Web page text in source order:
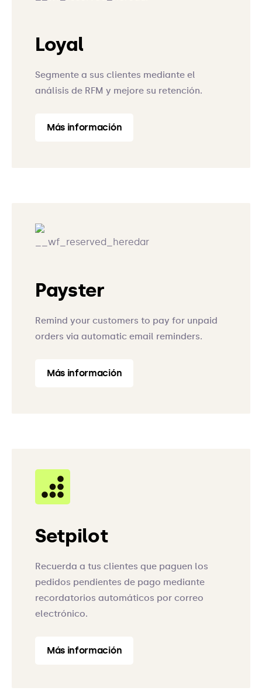
Loyal
Segmente a sus clientes mediante el
análisis de RFM y mejore su retención.
Más información
Payster
Remind your customers to pay for unpaid
orders via automatic email reminders.
Más información
Setpilot
Recuerda a tus clientes que paguen los
pedidos pendientes de pago mediante
recordatorios automáticos por correo
electrónico.
Más información